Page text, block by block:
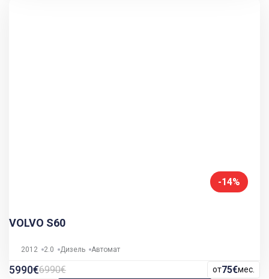
-14%
VOLVO S60
2012 2.0 Дизель Автомат
5990€6990€ от75€мес.